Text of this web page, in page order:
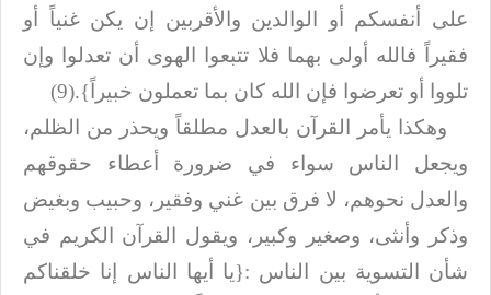
على أنفسكم
أو الوالدين والأقربين إن يكن غنياً أو
فقيراً فالله أولى بهما فلا تتبعوا الهوى أن تعدلوا وإن
تلووا أو تعرضوا فإن الله كان بما تعملون خبيراً}(9).
وهكذا يأمر القرآن بالعدل مطلقاً ويحذر من الظلم،
ويجعل الناس سواء في ضرورة
أعطاء حقوقهم
والعدل نحوهم، لا فرق بين غني وفقير، وحبيب وبغيض
وذكر وأنثى، وصغير
وكبير، ويقول القرآن الكريم في
شأن التسوية بين الناس :{يا
أيها الناس إنا خلقناكم